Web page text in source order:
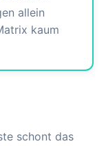
allein
kaum
schont das